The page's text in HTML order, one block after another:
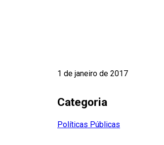
1 de janeiro de 2017
Categoria
Políticas Públicas